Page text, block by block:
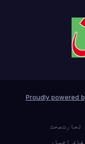
Proudly powered
تجارتصحت
اخبار